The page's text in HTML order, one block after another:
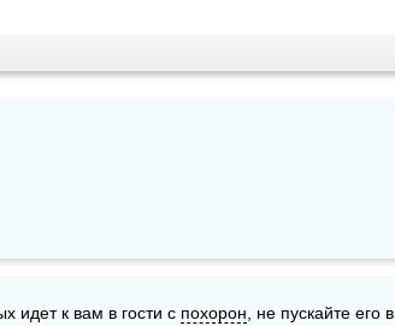
идет к вам в гости с похорон , не пускайте его в